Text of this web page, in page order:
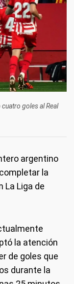
goles al Real
argentino
la
La Liga de
la atención
de goles que
durante la